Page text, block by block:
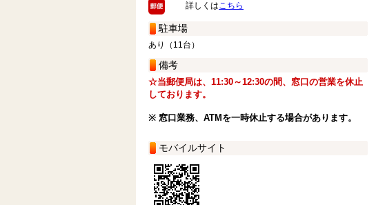
詳しくはこちら
駐車場
あり（11台）
備考
☆当郵便局は、11:30～12:30の間、窓口の営業を休止
しております。
※ 窓口業務、ATMを一時休止する場合があります。
モバイルサイト